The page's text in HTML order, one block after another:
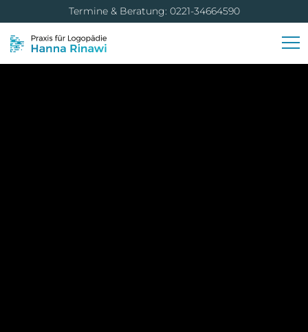
Termine & Beratung: 0221-34664590